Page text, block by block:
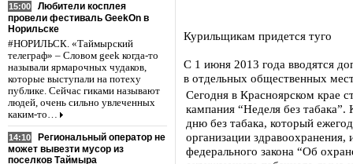
15:00
Любители косплея
провели фестиваль GeekOn в
Норильске
#НОРИЛЬСК. «Таймырский
телеграф» – Словом geek когда-то
называли ярмарочных чудаков,
которые выступали на потеху
публике. Сейчас гиками называют
людей, очень сильно увлеченных
каким-то…
14:10
Региональный оператор не
может вывезти мусор из
поселков Таймыра
Курильщикам придется туго
С 1 июня 2013 года вводятся
в отдельных общественных
Сегодня в Красноярском крае
кампания “Неделя без
дню без табака, который
организации
федерального закона “Об